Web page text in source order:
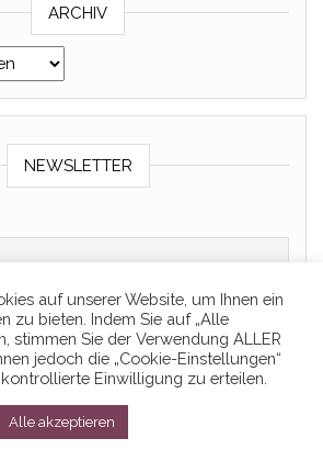
ARCHIV
NEWSLETTER
auf unserer Website, um Ihnen ein
zu bieten. Indem Sie auf „Alle
stimmen Sie der Verwendung ALLER
jedoch die „Cookie-Einstellungen“
Einwilligung zu erteilen.
Alle akzeptieren